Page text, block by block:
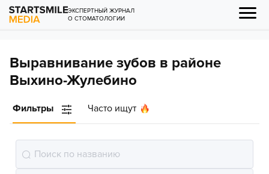
ЭКСПЕРТНЫЙ ЖУРНАЛ
О СТОМАТОЛОГИИ
Выравнивание зубов в районе
Выхино-Жулебино
Фильтры Часто ищут